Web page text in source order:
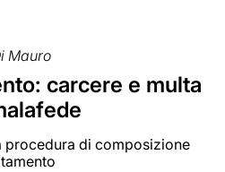
Mauro
carcere e multa
procedura di composizione